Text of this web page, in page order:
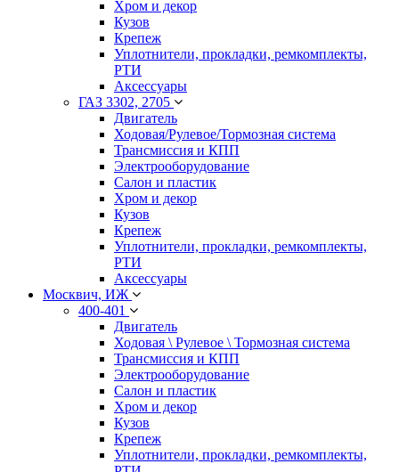
Хром и декор
Кузов
Крепеж
Уплотнители, прокладки, ремкомплекты,
РТИ
Аксессуары
ГАЗ 3302, 2705
Двигатель
Ходовая/Рулевое/Тормозная система
Трансмиссия и КПП
Электрооборудование
Салон и пластик
Хром и декор
Кузов
Крепеж
Уплотнители, прокладки, ремкомплекты,
РТИ
Аксессуары
Москвич, ИЖ
400-401
Двигатель
Ходовая \ Рулевое \ Тормозная система
Трансмиссия и КПП
Электрооборудование
Салон и пластик
Хром и декор
Кузов
Крепеж
Уплотнители, прокладки, ремкомплекты,